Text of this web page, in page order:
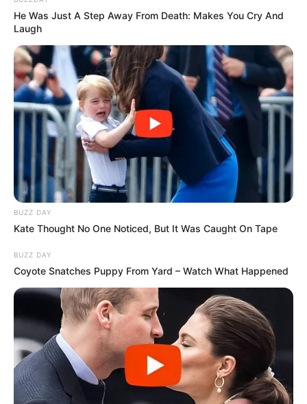
remords, leur soutire de l’argent sous de faux
prétextes, profite de leur générosité et de leur
empathie“. Ce long texte décrit-il Alexandre,
son ex-mari rencontré dans
Mariés au premier
regard
? La jeune femme ne le précise pas.
Néanmoins, sa publication du 15 juin peut
semer le doute.
He Was Just A Step Away From Death: Makes You Cry And
Laugh
BUZZ DAY
Kate Thought No One Noticed, But It Was Caught On Tape
BUZZ DAY
Coyote Snatches Puppy From Yard – Watch What Happened